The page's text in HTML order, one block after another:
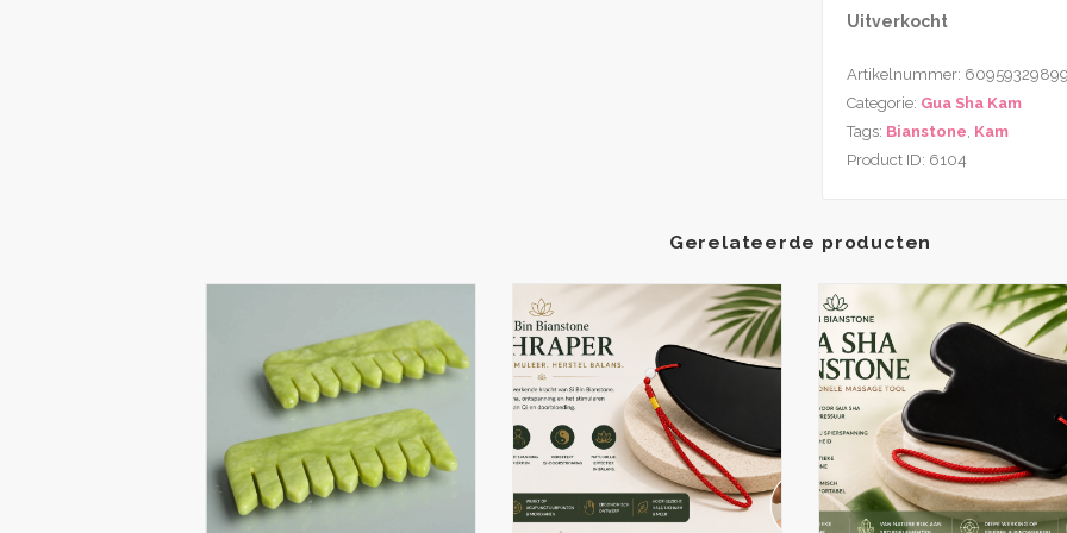
Uitverkocht
Artikelnummer:
Categorie: Gua Sha Kam
Tags: Bianstone, Kam
Product ID: 6104
Gerelateerde producten